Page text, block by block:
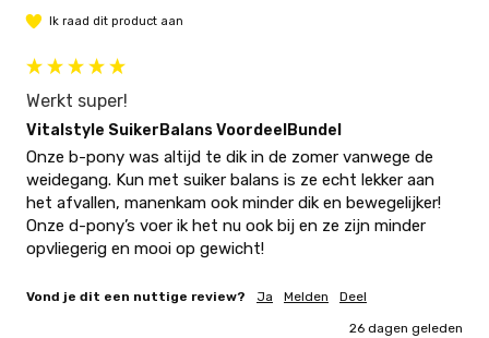
Ik raad dit product aan
Werkt super!
Vitalstyle SuikerBalans VoordeelBundel
Onze b-pony was altijd te dik in de zomer vanwege de
weidegang. Kun met suiker balans is ze echt lekker aan
het afvallen, manenkam ook minder dik en bewegelijker!
Onze d-pony’s voer ik het nu ook bij en ze zijn minder
opvliegerig en mooi op gewicht!
Vond je dit een nuttige review? Ja Melden Deel
26 dagen geleden